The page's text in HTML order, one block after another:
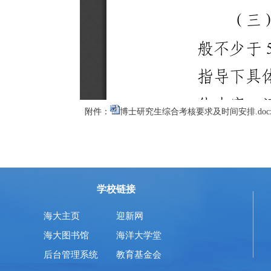
附件： 博士研究生综合考核要求及时间安排
学校链接
海大主页
迎新网
海大图书馆
海洋大学堂
后台管理系统
教育基金会